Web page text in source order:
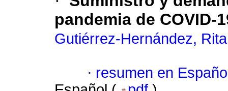
pandemia de COVID-
Gutiérrez-Hernández,
· resumen en